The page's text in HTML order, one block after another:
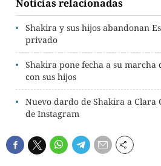
Noticias relacionadas
Shakira y sus hijos abandonan
privado
Shakira pone fecha a su marcha
con sus hijos
Nuevo dardo de Shakira a Clara
de Instagram